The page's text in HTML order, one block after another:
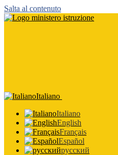
Salta al contenuto
Italiano
Italiano
English
Français
Español
русский